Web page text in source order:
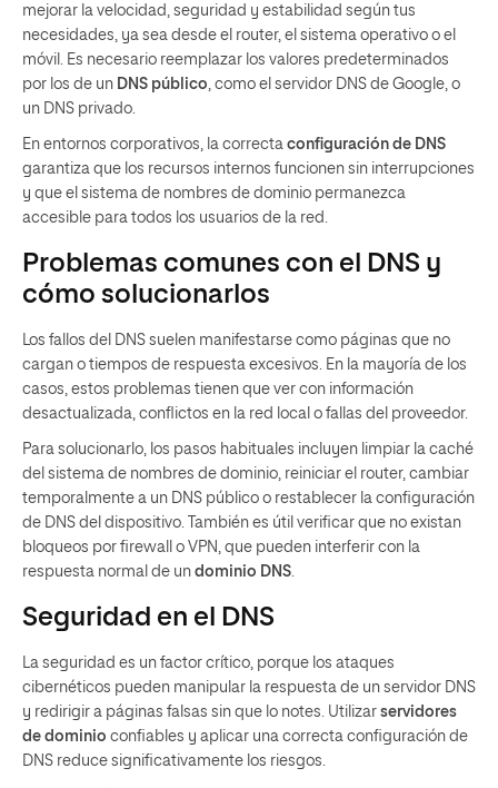
mejorar la velocidad, seguridad y estabilidad según tus
necesidades, ya sea desde el router, el sistema operativo o el
móvil. Es necesario reemplazar los valores predeterminados
por los de un DNS público, como el servidor DNS de Google, o
un DNS privado.
En entornos corporativos, la correcta configuración de DNS
garantiza que los recursos internos funcionen sin interrupciones
y que el sistema de nombres de dominio permanezca
accesible para todos los usuarios de la red.
Problemas comunes con el DNS y
cómo solucionarlos
Los fallos del DNS suelen manifestarse como páginas que no
cargan o tiempos de respuesta excesivos. En la mayoría de los
casos, estos problemas tienen que ver con información
desactualizada, conflictos en la red local o fallas del proveedor.
Para solucionarlo, los pasos habituales incluyen limpiar la caché
del sistema de nombres de dominio, reiniciar el router, cambiar
temporalmente a un DNS público o restablecer la configuración
de DNS del dispositivo. También es útil verificar que no existan
bloqueos por firewall o VPN, que pueden interferir con la
respuesta normal de un dominio DNS.
Seguridad en el DNS
La seguridad es un factor crítico, porque los ataques
cibernéticos pueden manipular la respuesta de un servidor DNS
y redirigir a páginas falsas sin que lo notes. Utilizar servidores
de dominio confiables y aplicar una correcta configuración de
DNS reduce significativamente los riesgos.